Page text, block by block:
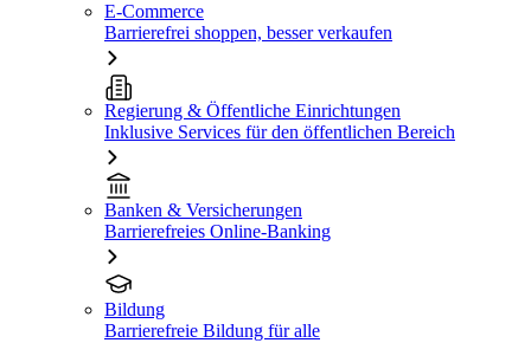
E-Commerce
Barrierefrei shoppen, besser verkaufen
Regierung & Öffentliche Einrichtungen
Inklusive Services für den öffentlichen Bereich
Banken & Versicherungen
Barrierefreies Online-Banking
Bildung
Barrierefreie Bildung für alle